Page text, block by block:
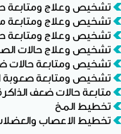
تشخيص وعلاج ومتابعة
تشخيص وعلاج ومتابعة
تشخيص وعلاج ومتابعة
تشخيص وعلاج حالات
تشخيص ومتابعة حالات
تشخيص ومتابعة صعوبة
متابعة حالات ضعف
تخطيط المخ
تخطيط الاعصاب